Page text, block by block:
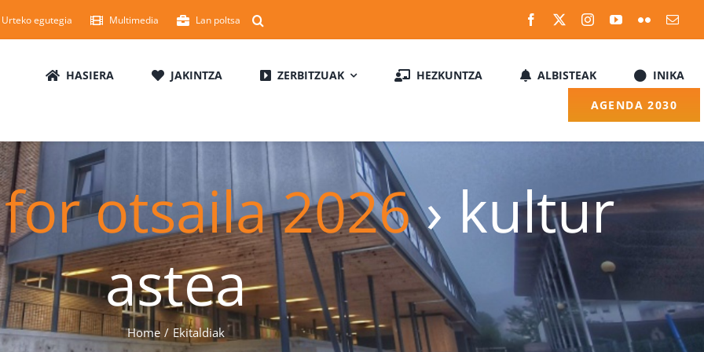
Urteko egutegia Multimedia Lan poltsa
HASIERA JAKINTZA ZERBITZUAK HEZKUNTZA ALBISTEAK
INIKA
AGENDA 2030
otsaila 2026› kultur
astea
Home Ekitaldiak